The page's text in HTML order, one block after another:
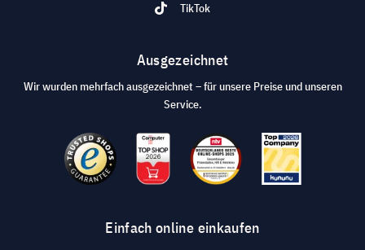
TikTok
Ausgezeichnet
Wir wurden mehrfach ausgezeichnet – für unsere Preise und unseren
Service.
Einfach online einkaufen